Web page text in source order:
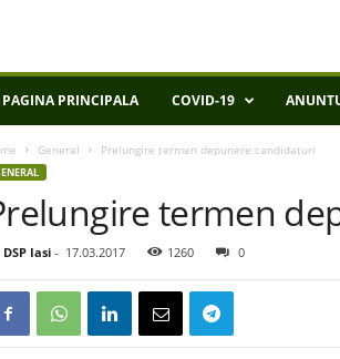
PAGINA PRINCIPALA COVID-19
General Prelungire termen depunere candidaturi
termen
DSP Iasi - 17.03.2017 1260 0